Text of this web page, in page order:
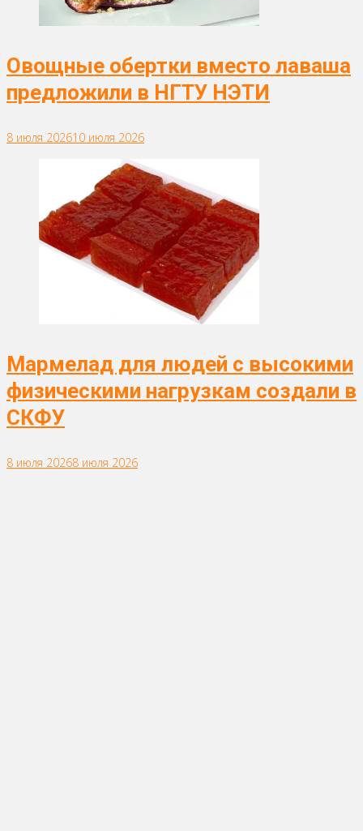
Овощные обертки вместо лаваша
предложили в НГТУ НЭТИ
8 июля 202610 июля 2026
Мармелад для людей с высокими
физическими нагрузкам создали в
СКФУ
8 июля 20268 июля 2026